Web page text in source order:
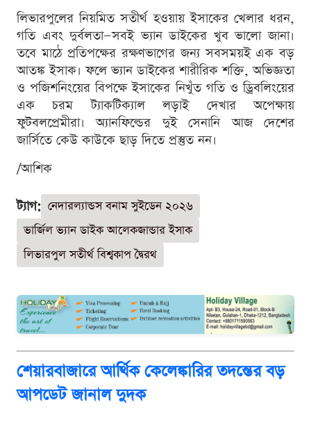
লিভারপুলের নিয়মিত সতীর্থ হওয়ায় ইসাকের খেলার ধরন,
গতি এবং দুর্বলতা—সবই ভ্যান ডাইকের খুব ভালো জানা।
তবে মাঠে প্রতিপক্ষের রক্ষণভাগের জন্য সবসময়ই এক বড়
আতঙ্ক ইসাক। ফলে ভ্যান ডাইকের শারীরিক শক্তি, অভিজ্ঞতা
ও পজিশনিংয়ের বিপক্ষে ইসাকের নিখুঁত গতি ও ড্রিবলিংয়ের
এক চরম ট্যাকটিক্যাল লড়াই দেখার অপেক্ষায়
ফুটবলপ্রেমীরা। অ্যানফিল্ডের দুই সেনানি আজ দেশের
জার্সিতে কেউ কাউকে ছাড় দিতে প্রস্তুত নন।
/আশিক
ট্যাগ: নেদারল্যান্ডস বনাম সুইডেন ২০২৬
ভার্জিল ভ্যান ডাইক আলেকজান্ডার ইসাক
লিভারপুল সতীর্থ বিশ্বকাপ দ্বৈরথ
শেয়ারবাজারে আর্থিক কেলেঙ্কারির তদন্তের বড়
আপডেট জানাল দুদক